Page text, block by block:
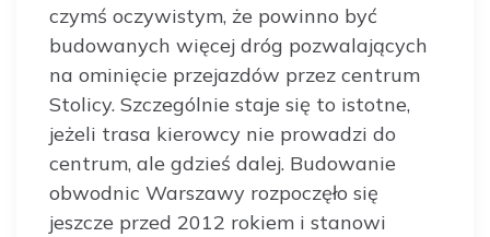
czymś oczywistym, że powinno być
budowanych więcej dróg pozwalających
na ominięcie przejazdów przez centrum
Stolicy. Szczególnie staje się to istotne,
jeżeli trasa kierowcy nie prowadzi do
centrum, ale gdzieś dalej. Budowanie
obwodnic Warszawy rozpoczęło się
jeszcze przed 2012 rokiem i stanowi